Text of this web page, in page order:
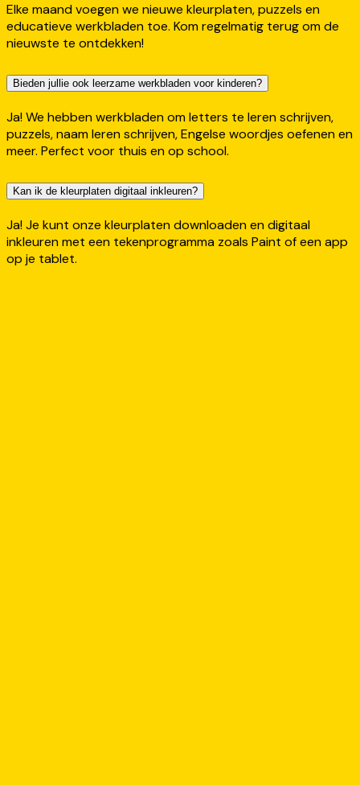
Elke maand voegen we nieuwe kleurplaten, puzzels en
educatieve werkbladen toe. Kom regelmatig terug om de
nieuwste te ontdekken!
Bieden jullie ook leerzame werkbladen voor kinderen?
Ja! We hebben werkbladen om letters te leren schrijven,
puzzels, naam leren schrijven, Engelse woordjes oefenen en
meer. Perfect voor thuis en op school.
Kan ik de kleurplaten digitaal inkleuren?
Ja! Je kunt onze kleurplaten downloaden en digitaal
inkleuren met een tekenprogramma zoals Paint of een app
op je tablet.